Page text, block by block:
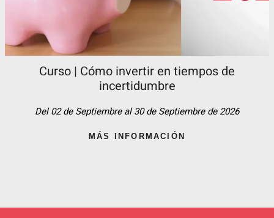
Curso | Cómo invertir en tiempos de
incertidumbre
Del 02 de Septiembre al 30 de Septiembre de 2026
MÁS INFORMACIÓN